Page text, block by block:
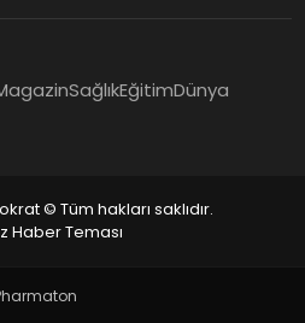
SağlıkEğitimDünya
© Tüm hakları saklıdır.
Haber Teması